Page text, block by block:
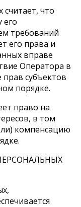
считает, что
его
требований
его права и
вправе
Оператора в
субъектов
порядке.
право на
в том
компенсацию